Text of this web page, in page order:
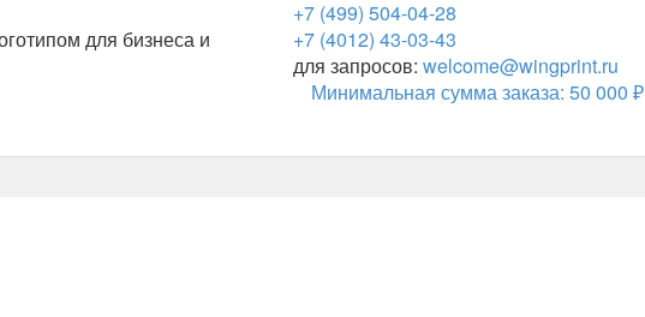
для бизнеса и
+7 (499) 504-04-28
+7 (4012) 43-03-43
для запросов: welcome@wingprint.ru
Минимальная сумма заказа: 50 000 ₽